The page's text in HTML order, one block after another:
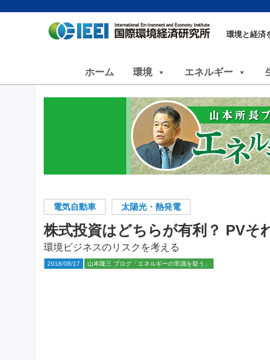
環境と経済
ホーム 環境 エネルギー
電気自動車 太陽光・熱発電
株式投資はどちらが有利？ PVそ
環境ビジネスのリスクを考える
2018/08/17 山本隆三 ブログ「エネルギーの常識を疑う」